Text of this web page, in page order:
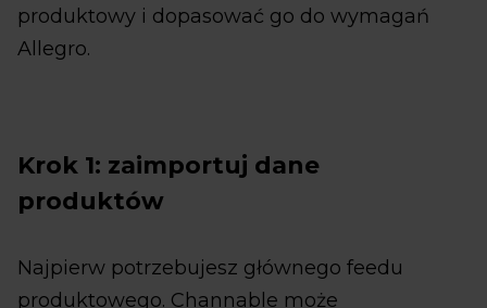
produktowy i dopasować go do wymagań
Allegro.
Krok 1: zaimportuj dane
produktów
Najpierw potrzebujesz głównego feedu
produktowego. Channable może